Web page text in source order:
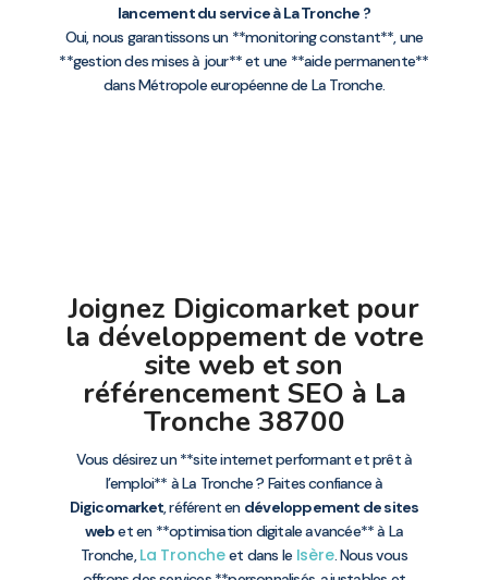
lancement du service à La Tronche ?
Oui, nous garantissons un **monitoring constant**, une
**gestion des mises à jour** et une **aide permanente**
dans Métropole européenne de La Tronche.
Joignez Digicomarket pour
la développement de votre
site web et son
référencement SEO à La
Tronche 38700
Vous désirez un **site internet performant et prêt à
l’emploi** à La Tronche ? Faites confiance à
Digicomarket, référent en développement de sites
webet en **optimisation digitale avancée** à La
Tronche,La Troncheet dans le Isère. Nous vous